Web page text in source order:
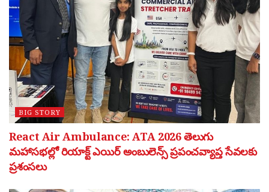
BIG STORY
React Air Ambulance: ATA 2026 తెలుగు
మహాసభల్లో రియాక్ట్ ఎయిర్ అంబులెన్స్ ప్రపంచవ్యాప్త సేవలకు
ప్రశంసలు